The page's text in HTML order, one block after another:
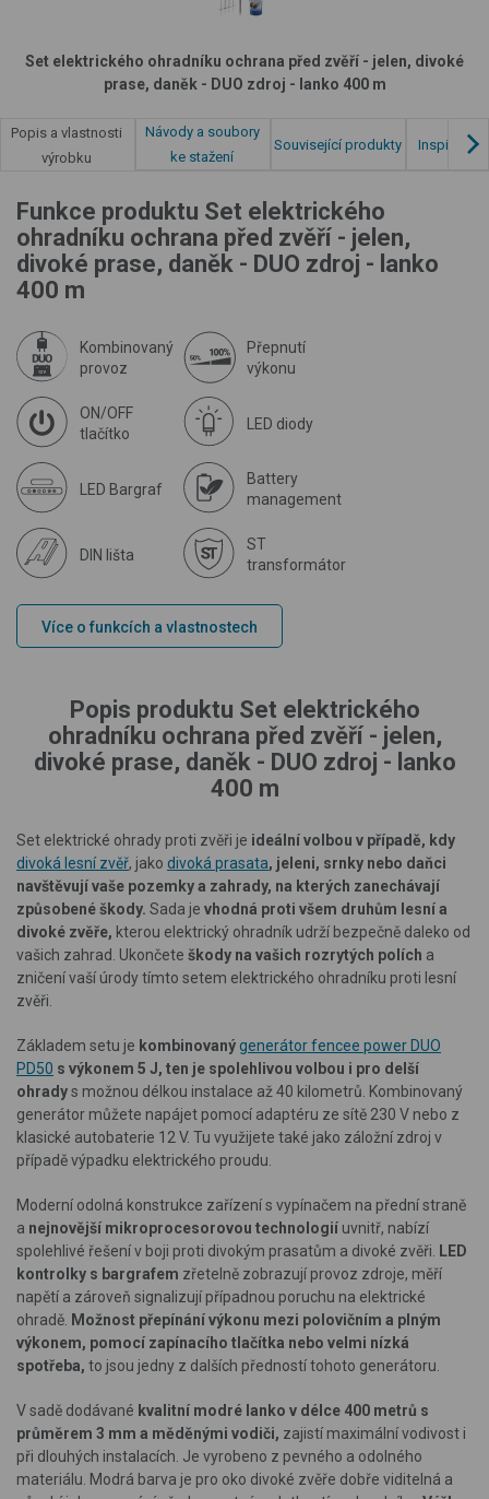
Set elektrického ohradníku ochrana před zvěří - jelen, divoké
prase, daněk - DUO zdroj - lanko 400 m
Popis a vlastnosti
výrobku
Návody a soubory
ke stažení
Související produkty Inspirace
Funkce produktu Set elektrického
ohradníku ochrana před zvěří - jelen,
divoké prase, daněk - DUO zdroj - lanko
400 m
Kombinovaný
provoz
Přepnutí
výkonu
ON/OFF
tlačítko
LED diody
LED Bargraf
Battery
management
DIN lišta
ST
transformátor
Více o funkcích a vlastnostech
Popis produktu Set elektrického
ohradníku ochrana před zvěří - jelen,
divoké prase, daněk - DUO zdroj - lanko
400 m
Set elektrické ohrady proti zvěři je ideální volbou v případě, kdy
divoká lesní zvěř, jako divoká prasata, jeleni, srnky nebo daňci
navštěvují vaše pozemky a zahrady, na kterých zanechávají
způsobené škody. Sada je vhodná proti všem druhům lesní a
divoké zvěře, kterou elektrický ohradník udrží bezpečně daleko od
vašich zahrad. Ukončete škody na vašich rozrytých polích a
zničení vaší úrody tímto setem elektrického ohradníku proti lesní
zvěři.
Základem setu je kombinovanýgenerátor fencee power DUO
PD50 s výkonem 5 J, ten je spolehlivou volbou i pro delší
ohradys možnou délkou instalace až 40 kilometrů. Kombinovaný
generátor můžete napájet pomocí adaptéru ze sítě 230 V nebo z
klasické autobaterie 12 V. Tu využijete také jako záložní zdroj v
případě výpadku elektrického proudu.
Moderní odolná konstrukce zařízení s vypínačem na přední straně
a nejnovější mikroprocesorovou technologií uvnitř, nabízí
spolehlivé řešení v boji proti divokým prasatům a divoké zvěři.
LED
kontrolky s bargrafem zřetelně zobrazují provoz zdroje, měří
napětí a zároveň signalizují případnou poruchu na elektrické
ohradě. Možnost přepínání výkonu mezi polovičním a plným
výkonem, pomocí zapínacího tlačítka nebo velmi nízká
spotřeba, to jsou jedny z dalších předností tohoto generátoru.
V sadě dodávané kvalitní modré lanko v délce 400 metrů s
průměrem 3 mm a měděnými vodiči, zajistí maximální vodivost i
při dlouhých instalacích. Je vyrobeno z pevného a odolného
materiálu. Modrá barva je pro oko divoké zvěře dobře viditelná a